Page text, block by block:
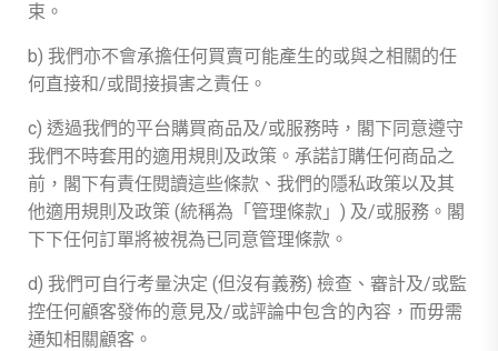
束。
b) 我們亦不會承擔任何買賣可能產生的或與之相關的任
何直接和/或間接損害之責任。
c) 透過我們的平台購買商品及/或服務時，閣下同意遵守
我們不時套用的適用規則及政策。承諾訂購任何商品之
前，閣下有責任閱讀這些條款、我們的隱私政策以及其
他適用規則及政策 (統稱為「管理條款」) 及/或服務。閣
下下任何訂單將被視為已同意管理條款。
d) 我們可自行考量決定 (但沒有義務) 檢查、審計及/或監
控任何顧客發佈的意見及/或評論中包含的內容，而毋需
通知相關顧客。